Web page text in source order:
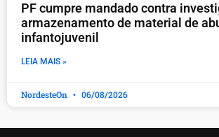
PF cumpre mandado contra
armazenamento de material de
infantojuvenil
LEIA MAIS »
NordesteOn 06/08/2026